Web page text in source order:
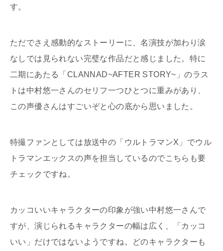
す。
ただでさえ感動的なストーリーに、名演技が加わり涙
なしでは見られない完璧な作品だと感じました。特に
二期にあたる「CLANNAD~AFTER STORY~」のラス
トは中村悠一さんのセリフ一つひとつに重みがあり、
この声優さんはすごいぞと心の底から思いました。
特撮ファンとしては放送中の「ウルトラマンX」でウル
トラマンエックスの声を担当しているのでこちらも要
チェックですね。
カッコいいキャラクターの印象が強い中村悠一さんで
すが、演じられるキャラクターの幅は広く、「カッコ
いい」だけではないようですね。どのキャラクターも